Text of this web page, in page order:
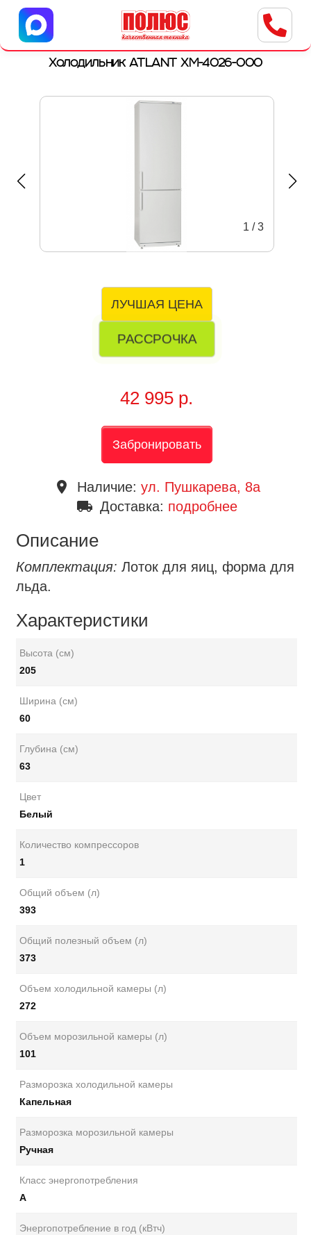
Центр бытовой техники
г. Ульяновск, ул. Пушкарева, 8a
Холодильник ATLANT ХМ-4026-000
1 /3
ЛУЧШАЯ ЦЕНА
РАССРОЧКА
42 995 р.
Забронировать
place Наличие: ул. Пушкарева, 8a
local_shipping Доставка: подробнее
Описание
Комплектация: Лоток для яиц, форма для
льда.
Характеристики
Высота (см)
205
Ширина (см)
60
Глубина (см)
63
Цвет
Белый
Количество компрессоров
1
Общий объем (л)
393
Общий полезный объем (л)
373
Объем холодильной камеры (л)
272
Объем морозильной камеры (л)
101
Разморозка холодильной камеры
Капельная
Разморозка морозильной камеры
Ручная
Класс энергопотребления
А
Энергопотребление в год (кВтч)